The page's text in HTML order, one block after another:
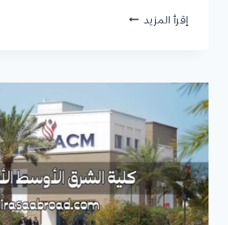
إقرأ المزيد كلية
الكويت
التخصصات
المتاحة،
شروط
القبول،
وكيفية
التقديم